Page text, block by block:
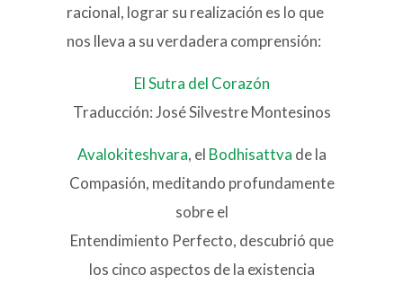
racional, lograr su realización es lo que
nos lleva a su verdadera comprensión:
El Sutra del Corazón
Traducción: José Silvestre Montesinos
Avalokiteshvara, el Bodhisattva de la
Compasión, meditando profundamente
sobre el
Entendimiento Perfecto, descubrió que
los cinco aspectos de la existencia